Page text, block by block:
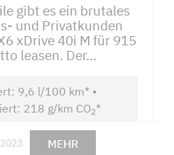
gibt es ein brutales
und Privatkunden
xDrive 40i M für 915
leasen. Der...
9,6 l/100 km* •
218 g/km CO2*
MEHR